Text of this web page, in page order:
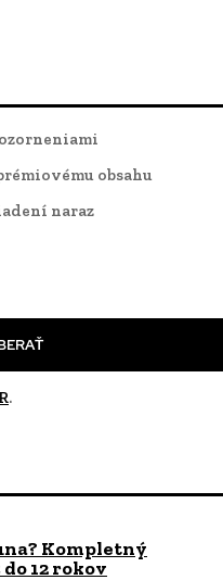
obsahu
naraz
.
Kompletný
12 rokov